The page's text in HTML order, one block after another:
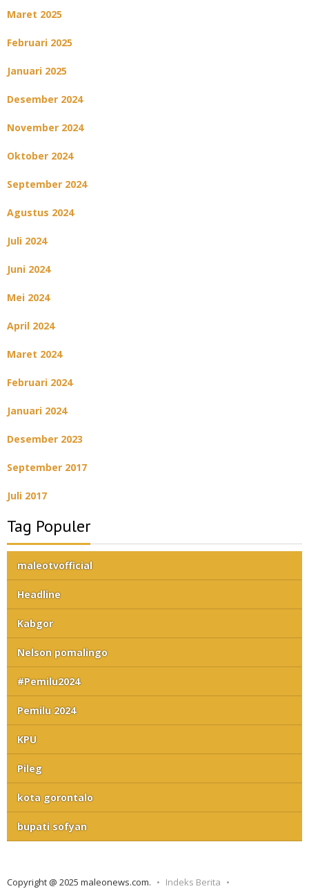
Maret 2025
Februari 2025
Januari 2025
Desember 2024
November 2024
Oktober 2024
September 2024
Agustus 2024
Juli 2024
Juni 2024
Mei 2024
April 2024
Maret 2024
Februari 2024
Januari 2024
Desember 2023
September 2017
Juli 2017
Tag Populer
maleotvofficial
Headline
Kabgor
Nelson pomalingo
#Pemilu2024
Pemilu 2024
KPU
Pileg
kota gorontalo
bupati sofyan
Copyright @ 2025 maleonews.com.
Indeks Berita